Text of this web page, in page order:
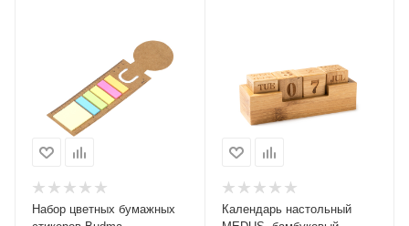
Набор цветных бумажных
Календарь настольный